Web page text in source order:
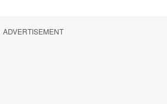
ADVERTISEMENT